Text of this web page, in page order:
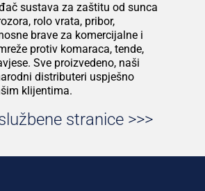
sustava za zaštitu od sunca
rolo vrata, pribor,
brave za komercijalne i
protiv komaraca, tende,
Sve proizvedeno, naši
distributeri uspješno
klijentima.
stranice >>>